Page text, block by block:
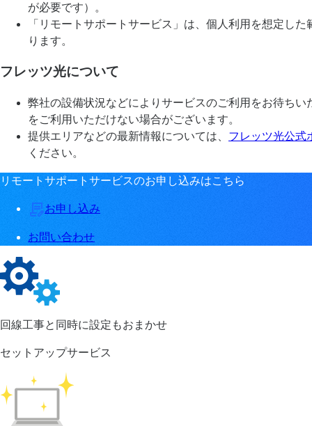
が必要です）。
「リモートサポートサービス」は、個人利用を想定し
ります。
フレッツ光について
弊社の設備状況などによりサービスのご利用をお待ちい
をご利用いただけない場合がございます。
提供エリアなどの最新情報については、 フレッツ光公式
ください。
リモートサポートサービスのお申し込みはこちら
お申し込み
お問い合わせ
回線工事と同時に設定もおまかせ
セットアップサービス